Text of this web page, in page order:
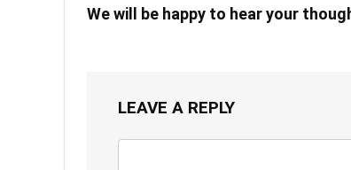
We will be happy to hear your
LEAVE A REPLY